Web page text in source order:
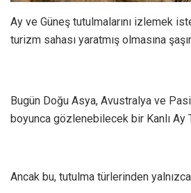
Ay ve Güneş tutulmalarını izlemek
turizm sahası yaratmış olmasına
Bugün Doğu Asya, Avustralya ve
boyunca gözlenebilecek bir Kanlı Ay
Ancak bu, tutulma türlerinden